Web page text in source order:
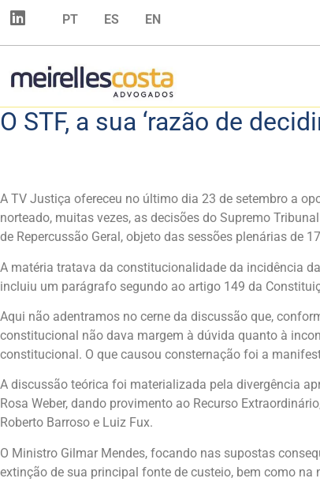
PT ES EN
O STF, a sua ‘razão de
A TV Justiça ofereceu no último dia 23 de setembro a
norteado, muitas vezes, as decisões do Supremo
de Repercussão Geral, objeto das sessões plenárias de
A matéria tratava da constitucionalidade da incidência
incluiu um parágrafo segundo ao artigo 149 da
Aqui não adentramos no cerne da discussão que,
constitucional não dava margem à dúvida quanto à
constitucional. O que causou consternação foi a
A discussão teórica foi materializada pela divergência
Rosa Weber, dando provimento ao Recurso
Roberto Barroso e Luiz Fux.
O Ministro Gilmar Mendes, focando nas supostas
extinção de sua principal fonte de custeio, bem como